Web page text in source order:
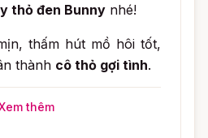
thỏ đen Bunny nhé!
thấm hút mồ hôi tốt,
thành cô thỏ gợi tình.
thêm